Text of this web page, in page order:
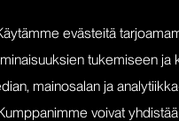
evästeitä
tukemiseen ja
mainosalan ja
voivat